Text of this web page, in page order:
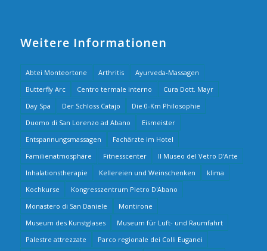
Weitere Informationen
Abtei Monteortone Arthritis
Ayurveda-Massagen
Butterfly Arc
Centro termale interno
Cura Dott. Mayr
Day Spa
Der Schloss Catajo
Die 0-Km Philosophie
Duomo di San Lorenzo ad Abano
Eismeister
Entspannungsmassagen
Fachärzte im Hotel
Familienatmosphäre
Fitnesscenter
Il Museo del Vetro D'Arte
Inhalationstherapie
Kellereien und Weinschenken
klima
Kochkurse
Kongresszentrum Pietro D'Abano
Monastero di San Daniele
Montirone
Museum des Kunstglases
Museum für Luft- und Raumfahrt
Palestre attrezzate
Parco regionale dei Colli Euganei